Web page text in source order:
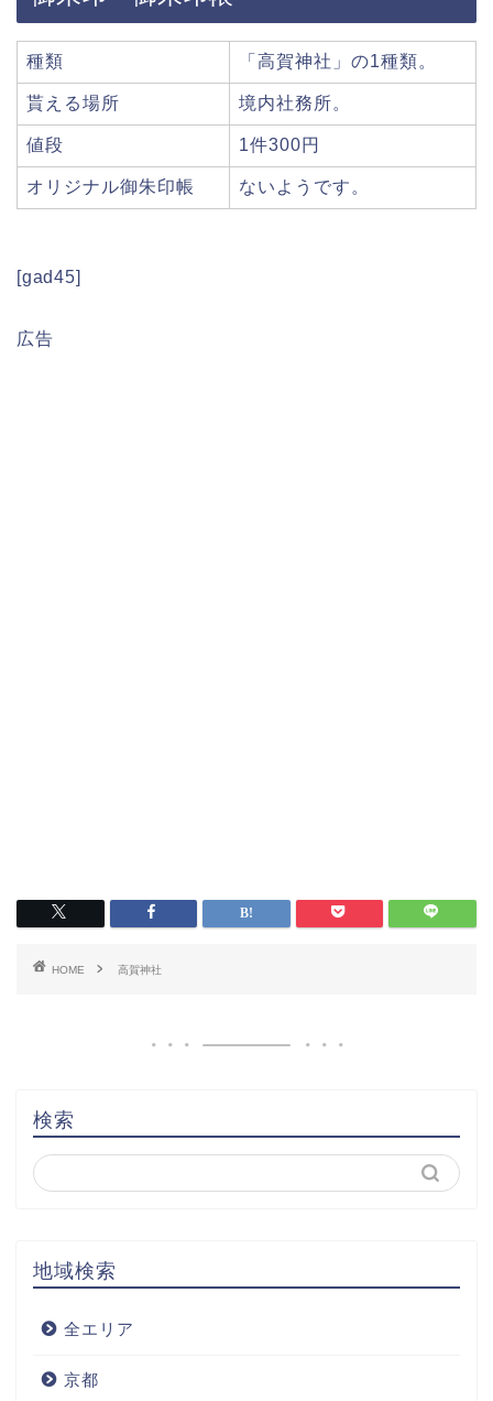
種類 「高賀神社」の1種類。
貰える場所 境内社務所。
値段 1件300円
オリジナル御朱印帳 ないようです。
[gad45]
広告
HOME 高賀神社
検索
地域検索
全エリア
京都